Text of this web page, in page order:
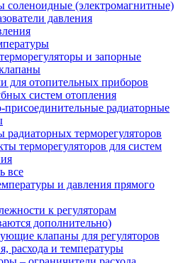
соленоидные (электромагнитные)
давления
и запорные
для отопительных приборов
систем отопления
присоединительные радиаторные
радиаторных терморегуляторов
терморегуляторов для систем
все
и давления прямого
к регуляторам
дополнительно)
клапаны для регуляторов
расхода и температуры